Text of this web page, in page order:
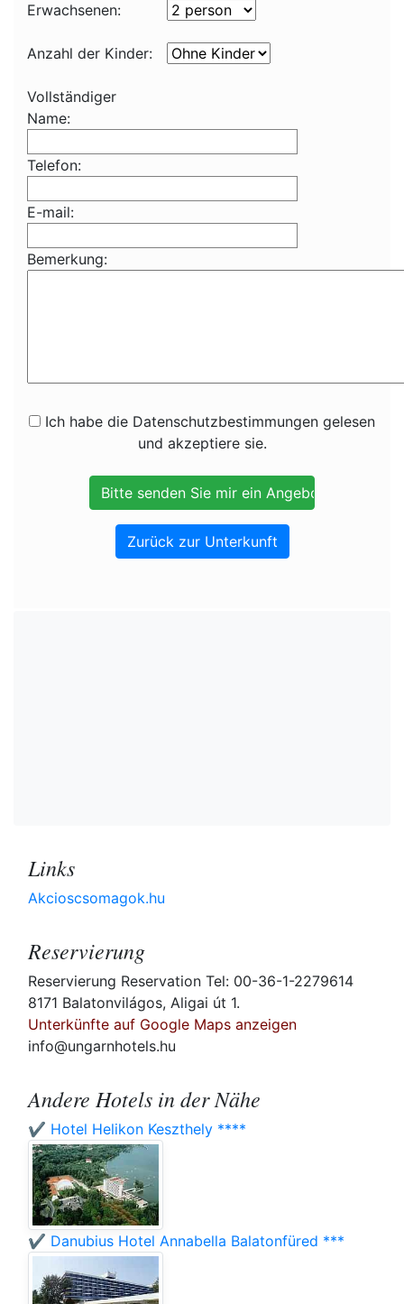
Erwachsenen:
Anzahl der Kinder:
Vollständiger
Name:
Telefon:
E-mail:
Bemerkung:
Ich habe die Datenschutzbestimmungen gelesen
und akzeptiere sie.
Zurück zur Unterkunft
Links
Akcioscsomagok.hu
Reservierung
Reservierung Reservation Tel: 00-36-1-2279614
8171 Balatonvilágos, Aligai út 1.
Unterkünfte auf Google Maps anzeigen
info@ungarnhotels.hu
Andere Hotels in der Nähe
✔️ Hotel Helikon Keszthely ****
✔️ Danubius Hotel Annabella Balatonfüred ***